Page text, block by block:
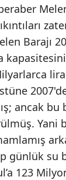
Barajı
lira
ancak
Yani
günlük su
123